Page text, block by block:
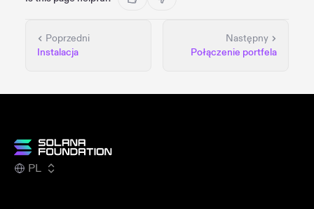
Poprzedni
Instalacja
Następny
Połączenie portfela
PL